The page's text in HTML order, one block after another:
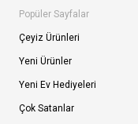
Popüler Sayfalar
Çeyiz Ürünleri
Yeni Ürünler
Yeni Ev Hediyeleri
Çok Satanlar